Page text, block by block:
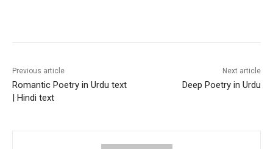
Previous article
Romantic Poetry in Urdu text
| Hindi text
Next article
Deep Poetry in Urdu